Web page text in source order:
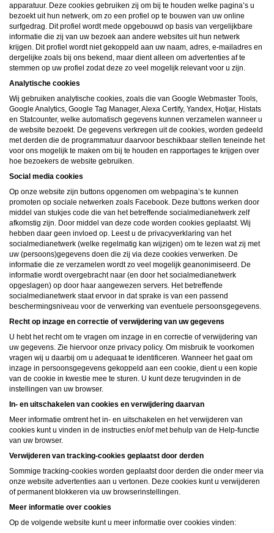
behoudt zich het recht voor om zelf profielen op deze website aan te
maken en namens deze profielen berichten aan jou als gebruiker te verzenden. Door
gebruik van deze website begrijp en accepteer je dat de profielen op deze website
gefingeerd zijn. Deze gefingeerde profielen zijn alleen aangemaakt om berichten en
flirts mee uit te wisselen; fysieke afspraken met de persoon achter een gefingeerd
profiel zijn dan ook niet mogelijk.
Deze site wordt beschermd door reCAPTCHA, hetPrivacybeleiden deAlgemene
van Google zijn van toepassing.
hanteert een beschermplan met als doel het herkennen en in
bescherming nemen van consumenten die de aard van de diensten op deze website
derden een toegangsverbod voor jou kunnen aanvragen. Meer informatie hierover tref
je aan op de paginaToegangsverbod.
Op het gebruik van deze website zijn de
algemene voorwaarden
cookieverklaring
enprivacybeleidvan van toepassing. Door op"Akkoord en
doorgaan"te klikken ga je met decookieverklaringen privacybeleidakkoord.
Indien je je op de website registreert, ga je tevens akkoord met dealgemene
voorwaarden.
apparatuur. Deze cookies gebruiken zij om bij te houden welke pagina’s u
bezoekt uit hun netwerk, om zo een profiel op te bouwen van uw online
surfgedrag. Dit profiel wordt mede opgebouwd op basis van vergelijkbare
informatie die zij van uw bezoek aan andere websites uit hun netwerk
krijgen. Dit profiel wordt niet gekoppeld aan uw naam, adres, e-mailadres en
dergelijke zoals bij ons bekend, maar dient alleen om advertenties af te
stemmen op uw profiel zodat deze zo veel mogelijk relevant voor u zijn.
Analytische cookies
Wij gebruiken analytische cookies, zoals die van Google Webmaster Tools,
Google Analytics, Google Tag Manager, Alexa Certify, Yandex, Hotjar, Histats
en Statcounter, welke automatisch gegevens kunnen verzamelen wanneer u
de website bezoekt. De gegevens verkregen uit de cookies, worden gedeeld
met derden die de programmatuur daarvoor beschikbaar stellen teneinde het
voor ons mogelijk te maken om bij te houden en rapportages te krijgen over
hoe bezoekers de website gebruiken.
Social media cookies
Op onze website zijn buttons opgenomen om webpagina’s te kunnen
promoten op sociale netwerken zoals Facebook. Deze buttons werken door
middel van stukjes code die van het betreffende socialmedianetwerk zelf
afkomstig zijn. Door middel van deze code worden cookies geplaatst. Wij
hebben daar geen invloed op. Leest u de privacyverklaring van het
socialmedianetwerk (welke regelmatig kan wijzigen) om te lezen wat zij met
uw (persoons)gegevens doen die zij via deze cookies verwerken. De
informatie die ze verzamelen wordt zo veel mogelijk geanonimiseerd. De
informatie wordt overgebracht naar (en door het socialmedianetwerk
opgeslagen) op door haar aangewezen servers. Het betreffende
socialmedianetwerk staat ervoor in dat sprake is van een passend
beschermingsniveau voor de verwerking van eventuele persoonsgegevens.
Recht op inzage en correctie of verwijdering van uw gegevens
U hebt het recht om te vragen om inzage in en correctie of verwijdering van
uw gegevens. Zie hiervoor onze privacy policy. Om misbruik te voorkomen
vragen wij u daarbij om u adequaat te identificeren. Wanneer het gaat om
inzage in persoonsgegevens gekoppeld aan een cookie, dient u een kopie
van de cookie in kwestie mee te sturen. U kunt deze terugvinden in de
instellingen van uw browser.
In- en uitschakelen van cookies en verwijdering daarvan
Meer informatie omtrent het in- en uitschakelen en het verwijderen van
cookies kunt u vinden in de instructies en/of met behulp van de Help-functie
van uw browser.
Verwijderen van tracking-cookies geplaatst door derden
Sommige tracking-cookies worden geplaatst door derden die onder meer via
onze website advertenties aan u vertonen. Deze cookies kunt u verwijderen
of permanent blokkeren via uw browserinstellingen.
Meer informatie over cookies
Op de volgende website kunt u meer informatie over cookies vinden: